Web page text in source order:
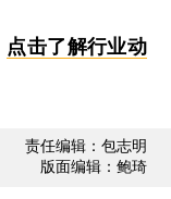
点击了解行业动
责任编辑：包志明
版面编辑：鲍琦